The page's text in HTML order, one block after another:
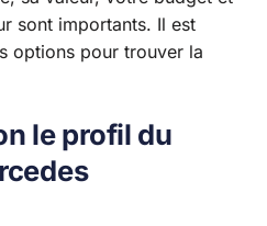
sont importants. Il est
options pour trouver la
le profil du